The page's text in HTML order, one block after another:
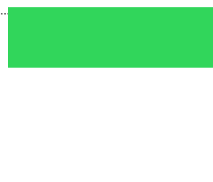
...